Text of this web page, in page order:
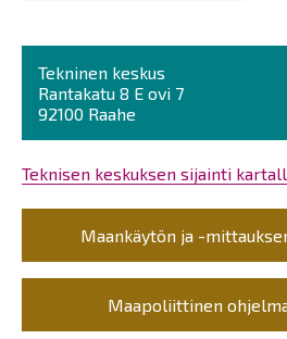
Tekninen keskus
Rantakatu 8 E ovi 7
92100 Raahe
Teknisen keskuksen sijainti
Maankäytön ja -
Maapoliittinen